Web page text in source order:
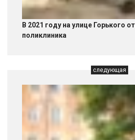
В 2021 году на улице Горького
поликлиника
следующая